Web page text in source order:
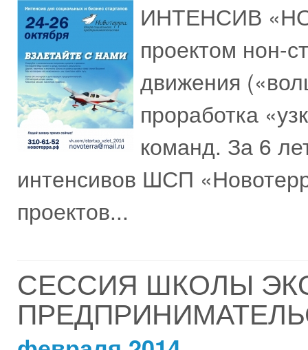
ИНТЕНСИВ
проектом нон-
движения
проработка
команд. За 6
интенсивов ШСП
проектов...
СЕССИЯ ШКОЛЫ